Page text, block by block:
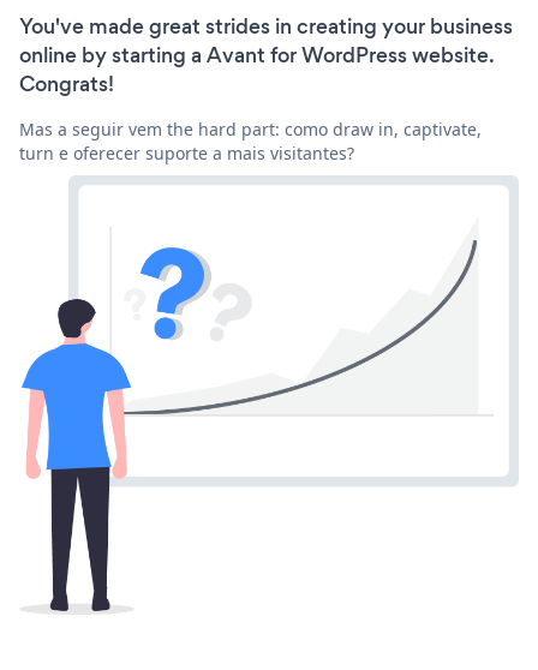
You've made great strides in creating your business
online by starting a Avant for WordPress website.
Congrats!
Mas a seguir vem the hard part: como draw in, captivate,
turn e oferecer suporte a mais visitantes?